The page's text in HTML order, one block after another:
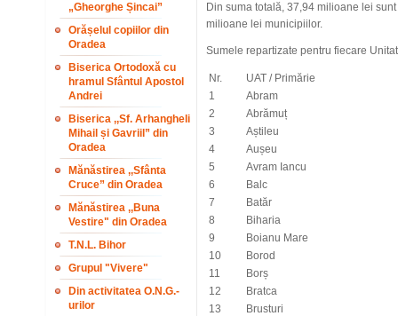
„Gheorghe Șincai”
Orășelul copiilor din
Oradea
Biserica Ortodoxă cu
hramul Sfântul Apostol
Andrei
Biserica ,,Sf. Arhangheli
Mihail și Gavriil” din
Oradea
Mănăstirea ,,Sfânta
Cruce” din Oradea
Mănăstirea ,,Buna
Vestire" din Oradea
T.N.L. Bihor
Grupul "Vivere"
Din activitatea O.N.G.-
urilor
Din suma totală, 37,94 milioane lei
milioane lei municipiilor.
Sumele repartizate pentru fiecare
Nr.
UAT / Primărie
1
Abram
2
Abrămuț
3
Aștileu
4
Aușeu
5
Avram Iancu
6
Balc
7
Batăr
8
Biharia
9
Boianu Mare
10
Borod
11
Borș
12
Bratca
13
Brusturi